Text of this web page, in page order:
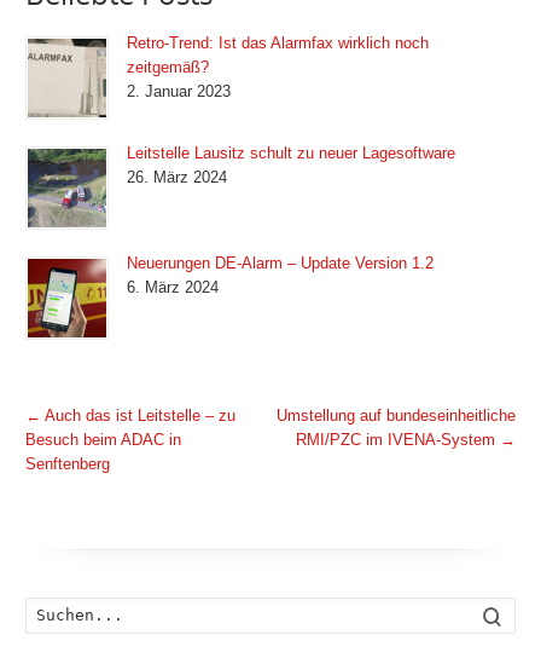
Retro-Trend: Ist das Alarmfax wirklich noch
zeitgemäß?
2. Januar 2023
Leitstelle Lausitz schult zu neuer Lagesoftware
26. März 2024
Neuerungen DE-Alarm – Update Version 1.2
6. März 2024
← Auch das ist Leitstelle – zu
Besuch beim ADAC in
Senftenberg
Umstellung auf bundeseinheitliche
RMI/PZC im IVENA-System →